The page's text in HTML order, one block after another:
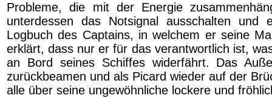
Probleme, die mit der Energie
unterdessen das Notsignal ausschalten und
Logbuch des Captains, in welchem er seine
erklärt, dass nur er für das verantwortlich ist,
an Bord seines Schiffes widerfährt. Das
zurückbeamen und als Picard wieder auf der
alle über seine ungewöhnliche lockere und